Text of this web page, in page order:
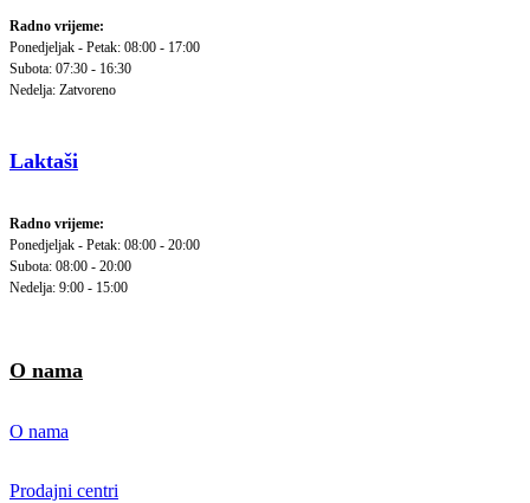
Radno vrijeme:
Ponedjeljak - Petak: 08:00 - 17:00
Subota: 07:30 - 16:30
Nedelja: Zatvoreno
Laktaši
Radno vrijeme:
Ponedjeljak - Petak: 08:00 - 20:00
Subota: 08:00 - 20:00
Nedelja: 9:00 - 15:00
O nama
O nama
Prodajni centri